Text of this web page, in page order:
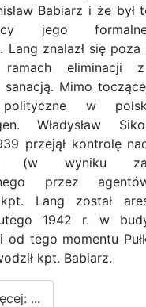
Babiarz i że był
jego
Lang znalazł się poza
eliminacji
sanacją. Mimo
polityczne w
Władysław
przejął kontrolę
(w wyniku
przez
Lang został
1942 r. w
od tego momentu
kpt. Babiarz.
...